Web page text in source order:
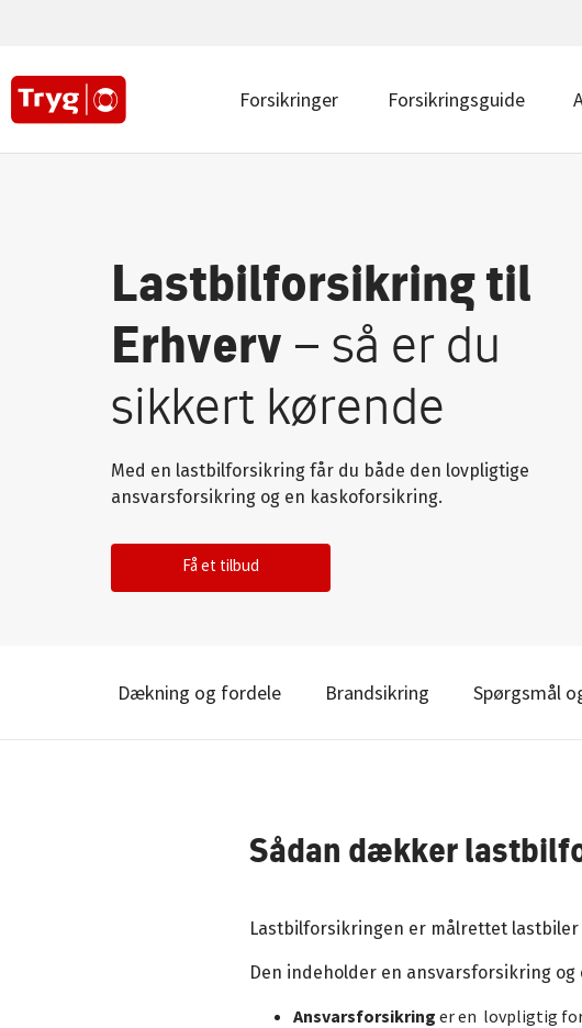
Erhverv
Main
|
Forsikringer Forsikringsguide
Lastbilforsikring til
Erhverv – så er du
sikkert kørende
Med en lastbilforsikring får du både den lovpligtige
ansvarsforsikring og en kaskoforsikring.
Få et tilbud
Dækning og fordele Brandsikring Spørgsmål
Sådan dækker
Lastbilforsikringen er målrettet
Den indeholder en ansvarsforsikring
Ansvarsforsikringer en lovpligtig